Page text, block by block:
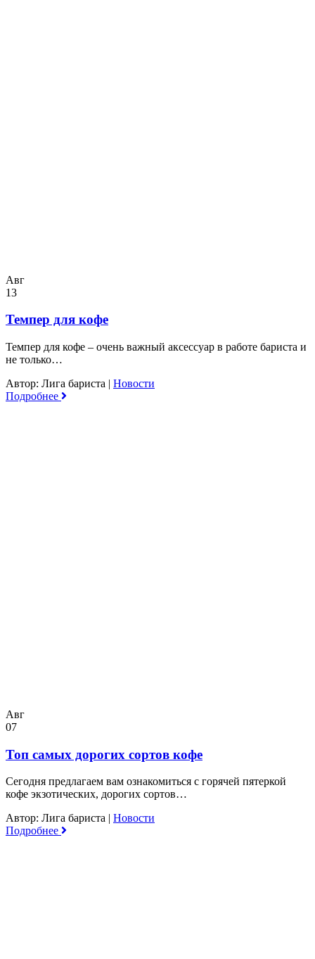
Авг
13
Темпер для кофе
Темпер для кофе – очень важный аксессуар в работе бариста и
не только…
Автор: Лига бариста | Новости
Подробнее
Авг
07
Топ самых дорогих сортов кофе
Сегодня предлагаем вам ознакомиться с горячей пятеркой
кофе экзотических, дорогих сортов…
Автор: Лига бариста | Новости
Подробнее